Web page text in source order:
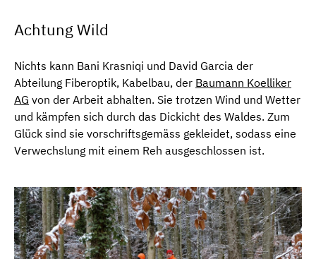
Achtung Wild
Nichts kann Bani Krasniqi und David Garcia der
Abteilung Fiberoptik, Kabelbau, der Baumann Koelliker
AG von der Arbeit abhalten. Sie trotzen Wind und Wetter
und kämpfen sich durch das Dickicht des Waldes. Zum
Glück sind sie vorschriftsgemäss gekleidet, sodass eine
Verwechslung mit einem Reh ausgeschlossen ist.